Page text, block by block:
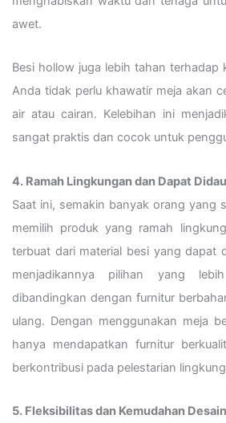
awet.
Besi hollow juga lebih tahan terhadap
Anda tidak perlu khawatir meja akan
air atau cairan. Kelebihan ini
sangat praktis dan cocok untuk
4. Ramah Lingkungan dan Dapat
Saat ini, semakin banyak orang yang
memilih produk yang ramah
terbuat dari material besi yang dapat
menjadikannya pilihan yang
dibandingkan dengan furnitur
ulang. Dengan menggunakan meja
hanya mendapatkan furnitur
berkontribusi pada pelestarian
5. Fleksibilitas dan Kemudahan Desain